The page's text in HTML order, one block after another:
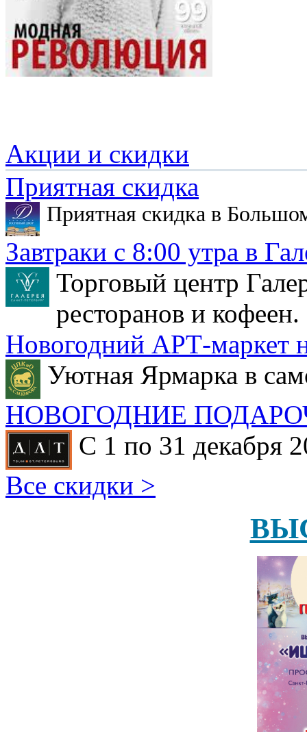
Акции и скидки
Приятная скидка
Приятная скидка в
Завтраки с 8:00 утра в
Торговый центр
ресторанов и кофеен.
Новогодний АРТ-маркет
Уютная Ярмарка в
НОВОГОДНИЕ
С 1 по 31 декабря
Все скидки >